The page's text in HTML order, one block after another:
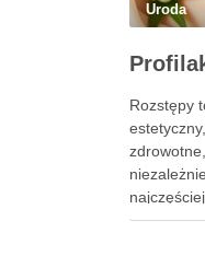
Uroda
Rozstępy
ciąży, ich